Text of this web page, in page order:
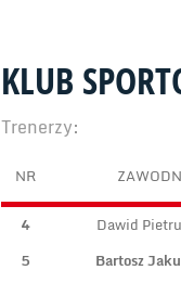
KLUB
Trenerzy:
NR
4 Dawid
5
Bartosz